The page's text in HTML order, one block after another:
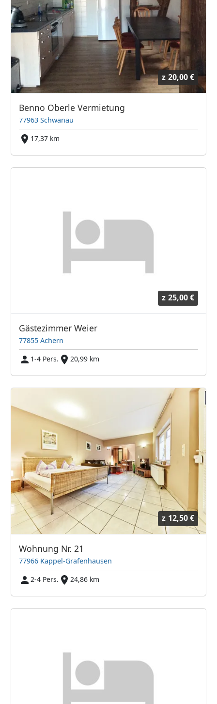
z 20,00 €
Benno Oberle Vermietung
77963 Schwanau
17,37 km
z 25,00 €
Gästezimmer Weier
77855 Achern
1-4 Pers.
20,99 km
z 12,50 €
Wohnung Nr. 21
77966 Kappel-Grafenhausen
2-4 Pers.
24,86 km